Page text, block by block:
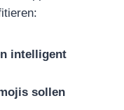
intelligent
sollen